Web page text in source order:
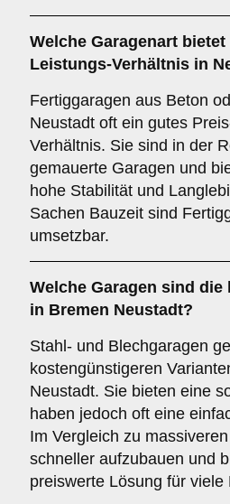
Welche Garagenart
Leistungs-Verhältnis in
Fertiggaragen aus Beton
Neustadt oft ein gutes
Verhältnis. Sie sind in der
gemauerte Garagen und
hohe Stabilität und
Sachen Bauzeit sind
umsetzbar.
Welche Garagen sind
in Bremen Neustadt?
Stahl- und Blechgaragen
kostengünstigeren
Neustadt. Sie bieten eine
haben jedoch oft eine
Im Vergleich zu
schneller aufzubauen und
preiswerte Lösung für viele